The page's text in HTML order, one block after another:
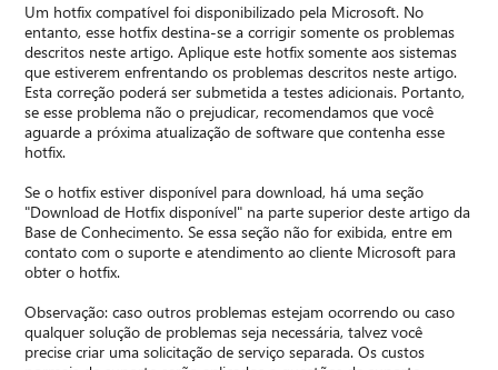
Um hotfix compatível foi disponibilizado pela Microsoft. No
entanto, esse hotfix destina-se a corrigir somente os problemas
descritos neste artigo. Aplique este hotfix somente aos sistemas
que estiverem enfrentando os problemas descritos neste artigo.
Esta correção poderá ser submetida a testes adicionais. Portanto,
se esse problema não o prejudicar, recomendamos que você
aguarde a próxima atualização de software que contenha esse
hotfix.
Se o hotfix estiver disponível para download, há uma seção
"Download de Hotfix disponível" na parte superior deste artigo da
Base de Conhecimento. Se essa seção não for exibida, entre em
contato com o suporte e atendimento ao cliente Microsoft para
obter o hotfix.
Observação: caso outros problemas estejam ocorrendo ou caso
qualquer solução de problemas seja necessária, talvez você
precise criar uma solicitação de serviço separada. Os custos